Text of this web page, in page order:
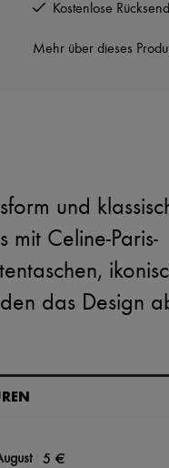
Kostenlose
Mehr über dieses
und
mit Celine-Paris-
das Design
5 €